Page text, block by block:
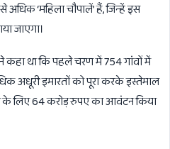
अधिक ‘महिला चौपालें’ हैं, जिन्हें इस
जाएगा।
ने कहा था कि पहले चरण में 754 गांवों में
अधूरी इमारतों को पूरा करके इस्तेमाल
के लिए 64 करोड़ रुपए का आवंटन किया